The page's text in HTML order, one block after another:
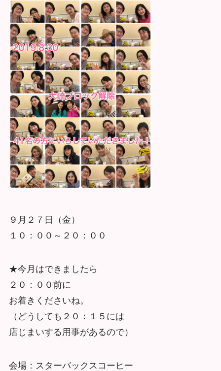
９月２７日（金）
１０：００～２０：００
★今月はできましたら
２０：００前に
お着きくださいね。
（どうしても２０：１５には
店じまいする用事があるので）
会場：スターバックスコーヒー